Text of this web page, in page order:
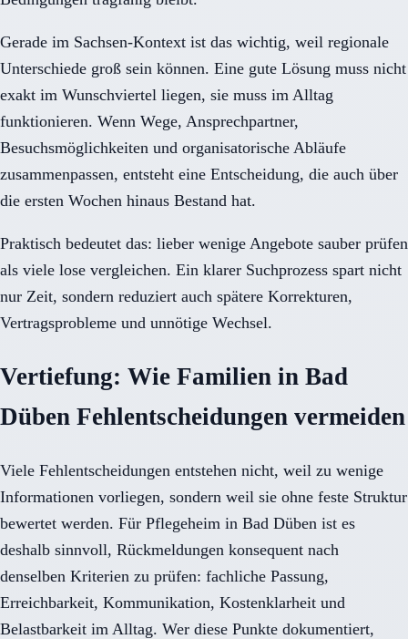
Gerade im Sachsen-Kontext ist das wichtig, weil regionale
Unterschiede groß sein können. Eine gute Lösung muss nicht
exakt im Wunschviertel liegen, sie muss im Alltag
funktionieren. Wenn Wege, Ansprechpartner,
Besuchsmöglichkeiten und organisatorische Abläufe
zusammenpassen, entsteht eine Entscheidung, die auch über
die ersten Wochen hinaus Bestand hat.
Praktisch bedeutet das: lieber wenige Angebote sauber prüfen
als viele lose vergleichen. Ein klarer Suchprozess spart nicht
nur Zeit, sondern reduziert auch spätere Korrekturen,
Vertragsprobleme und unnötige Wechsel.
Vertiefung: Wie Familien in Bad
Düben Fehlentscheidungen vermeiden
Viele Fehlentscheidungen entstehen nicht, weil zu wenige
Informationen vorliegen, sondern weil sie ohne feste Struktur
bewertet werden. Für Pflegeheim in Bad Düben ist es
deshalb sinnvoll, Rückmeldungen konsequent nach
denselben Kriterien zu prüfen: fachliche Passung,
Erreichbarkeit, Kommunikation, Kostenklarheit und
Belastbarkeit im Alltag. Wer diese Punkte dokumentiert,